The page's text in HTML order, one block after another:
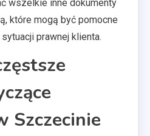
wszelkie inne dokumenty
które mogą być pomocne
prawnej klienta.
Szczecinie